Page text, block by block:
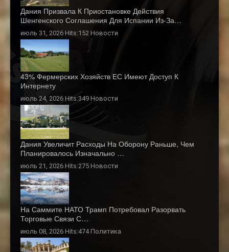
Дания Призвала К Приостановке Действия
Шенгенского Соглашения Для Испании Из-За…
июль 31, 2026 Hits:152 Новости
43% Фермерских Хозяйств ЕС Имеют Доступ К
Интернету
июль 24, 2026 Hits:349 Новости
Дания Увеличит Расходы На Оборону Раньше, Чем
Планировалось Изначально …
июль 21, 2026 Hits:275 Новости
На Саммите НАТО Трамп Потребовал Разорвать
Торговые Связи С…
июль 08, 2026 Hits:474Политика